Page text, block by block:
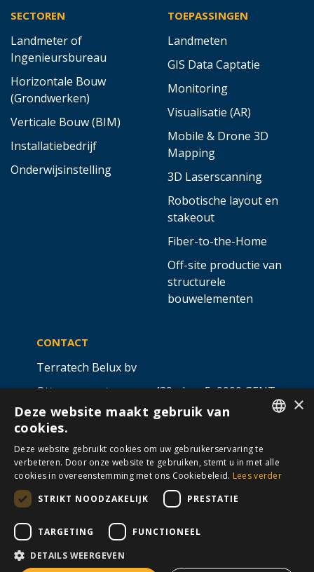
SECTOREN
Landmeter of
Ingenieursbureau
Horizontale Bouw
(Grondwerken)
Verticale Bouw (BIM)
Installatiebedrijf
Onderwijsinstelling
TOEPASSINGEN
Landmeten
GIS Data Captatie
Monitoring
Visualisatie (AR)
Mobile & Drone 3D
Mapping
3D Laserscanning
Robotische layout en
stakeout
Fiber-to-the-Home
Off-site productie van
structurele
bouwelementen
CONTACT
Terratech Belux bv
Ottergemsesteenweg 439 - bus 5,9000 GENT
info@allterra-belux.com+32 9 430 25 30
BE1009.467.122
VOLG ONS OP ​ ​
Algemene voorwaarden Cookies Disclaimer
FRENCH
×
Deze website maakt gebruik van
cookies.
Deze website gebruikt cookies om uw gebruikerservaring te
verbeteren. Door onze website te gebruiken, stemt u in met alle
cookies in overeenstemming met ons Cookiebeleid. Lees verder
STRIKT NOODZAKELIJK
PRESTATIE
TARGETING FUNCTIONEEL
DETAILS WEERGEVEN